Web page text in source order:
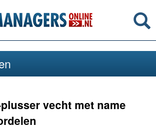
vecht met name